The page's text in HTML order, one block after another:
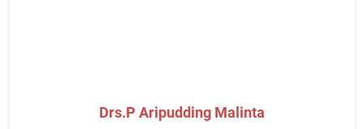
Drs.P Aripudding Malinta